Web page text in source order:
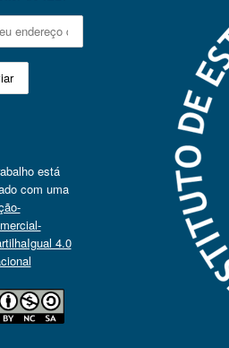
está
com uma
4.0